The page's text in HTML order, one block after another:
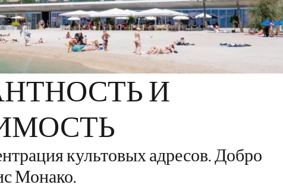
И
культовых адресов. Добро
Монако.